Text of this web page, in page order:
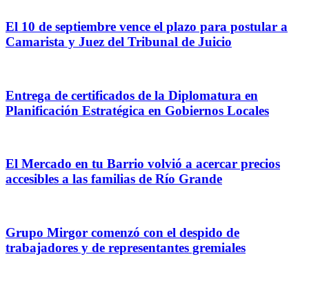
El 10 de septiembre vence el plazo para postular a
Camarista y Juez del Tribunal de Juicio
Entrega de certificados de la Diplomatura en
Planificación Estratégica en Gobiernos Locales
El Mercado en tu Barrio volvió a acercar precios
accesibles a las familias de Río Grande
Grupo Mirgor comenzó con el despido de
trabajadores y de representantes gremiales